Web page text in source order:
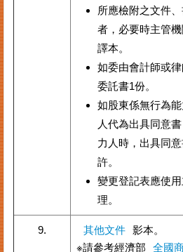
所應檢附之文件
者，必要時主管
譯本。
如委由會計師或
委託書1份。
如股東係無行為
人代為出具同意
力人時，出具同
許。
變更登記表應使
理。
9. 其他文件 影本。
※請參考經濟部
全國